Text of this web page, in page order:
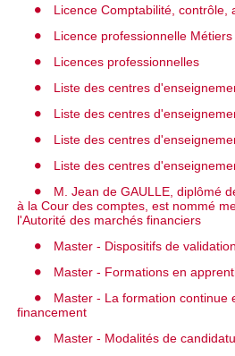
Licence Comptabilité, contrôle,
Licence professionnelle
Licences professionnelles
Liste des centres
Liste des centres
Liste des centres
Liste des centres
M. Jean de GAULLE, diplômé
à la Cour des comptes, est nommé
l'Autorité des marchés financiers
Master - Dispositifs de
Master - Formations en
Master - La formation continue
financement
Master - Modalités de